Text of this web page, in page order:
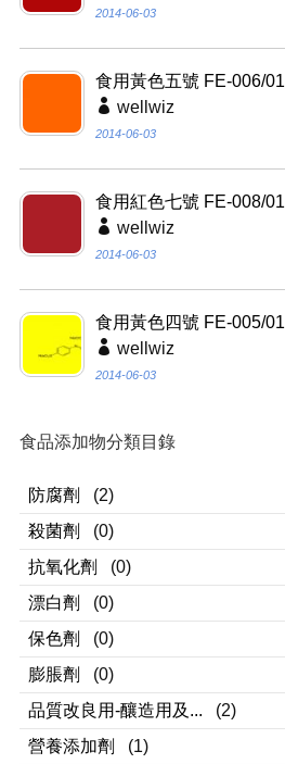
2014-06-03
食用黃色五號 FE-006/01
wellwiz
2014-06-03
食用紅色七號 FE-008/01
wellwiz
2014-06-03
食用黃色四號 FE-005/01
wellwiz
2014-06-03
食品添加物分類目錄
防腐劑
(2)
殺菌劑
(0)
抗氧化劑
(0)
漂白劑
(0)
保色劑
(0)
膨脹劑
(0)
品質改良用-釀造用及...
(2)
營養添加劑
(1)